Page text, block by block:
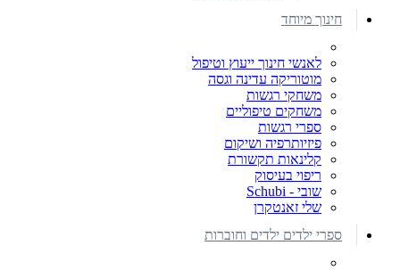
חינוך מיוחד
לאנשי חינוך ייעוץ וטיפול
מוטוריקה עדינה וגסה
משחקי רגשות
משחקים טיפוליים
ספרי רגשות
פיזיותרפיה ושיקום
קלינאות תקשורת
ריפוי בעיסוק
שובי - Schubi
שלי זאנטקרן
ספרי ילדים ילדים וחוברות